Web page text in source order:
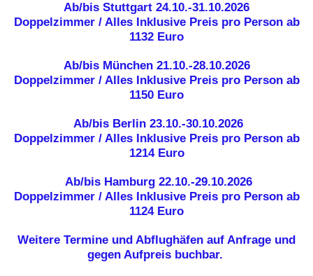
Ab/bis Stuttgart 24.10.-31.10.2026
Doppelzimmer / Alles Inklusive Preis pro Person ab
1132 Euro
Ab/bis München 21.10.-28.10.2026
Doppelzimmer / Alles Inklusive Preis pro Person ab
1150 Euro
Ab/bis Berlin 23.10.-30.10.2026
Doppelzimmer / Alles Inklusive Preis pro Person ab
1214 Euro
Ab/bis Hamburg 22.10.-29.10.2026
Doppelzimmer / Alles Inklusive Preis pro Person ab
1124 Euro
Weitere Termine und Abflughäfen auf Anfrage und
gegen Aufpreis buchbar.